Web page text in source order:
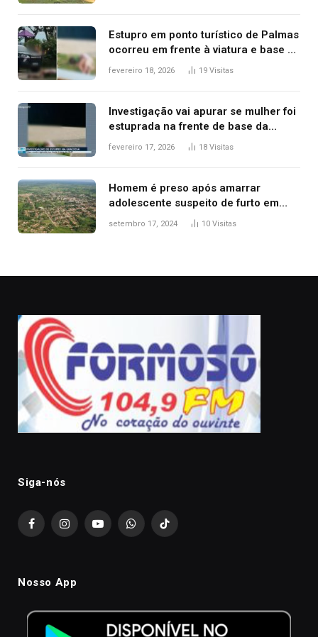
Estupro em ponto turístico de Palmas
ocorreu em frente à viatura e base de
segurança; polícia investiga
fevereiro 18, 2026 19 Visitas
Investigação vai apurar se mulher foi
estuprada na frente de base da
Guarda Metropolitana de Palmas, diz
fevereiro 17, 2026 18 Visitas
Homem é preso após amarrar
adolescente suspeito de furto em
estaca de cerca e agredi-lo
setembro 17, 2024 10 Visitas
Siga-nós
FacebookInstagramYouTubeWhatsAppTikTok
Nosso App